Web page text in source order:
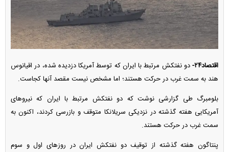
اقتصاد۲۴-
دو نفتکش مرتبط با ایران که توسط آمریکا دزدیده شده، در اقیانوس
هند به سمت غرب در حرکت هستند؛ اما مشخص نیست مقصد آنها کجاست.
بلومبرگ طی گزارشی نوشت که دو نفتکش مرتبط با ایران که نیرو‌های
آمریکایی هفته گذشته در نزدیکی سریلانکا متوقف و بازرسی کردند، اکنون به
سمت غرب در حرکت هستند.
پنتاگون هفته گذشته از توقیف دو نفتکش ایران در روز‌های اول و سوم